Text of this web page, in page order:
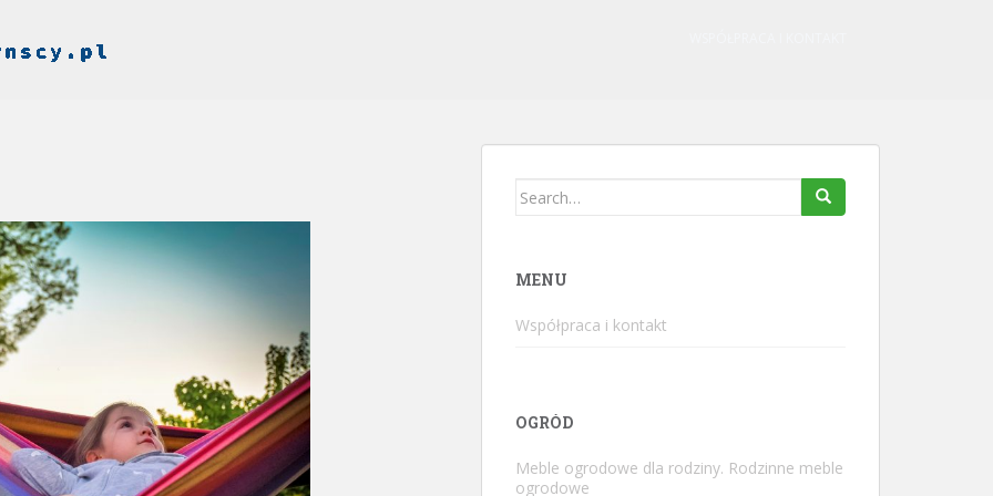
Search
MENU
Współpraca i kontakt
OGRÓD
Meble ogrodowe dla rodziny. Rodzinne meble
ogrodowe